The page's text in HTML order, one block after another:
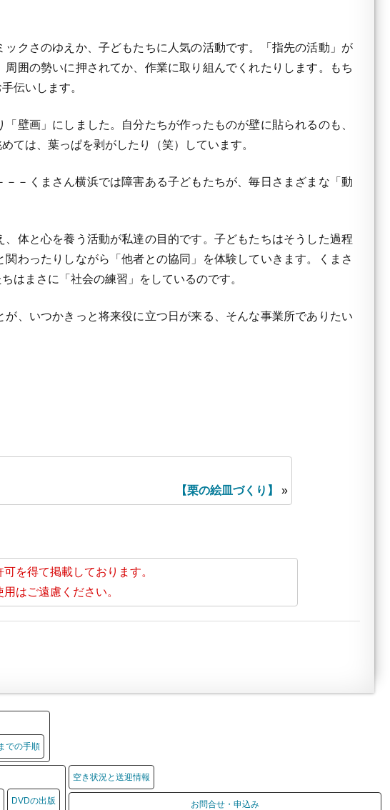
クさのゆえか、子どもたちに人気の活動です。「指先の活動」が
囲の勢いに押されてか、作業に取り組んでくれたりします。もち
伝いします。
壁画」にしました。自分たちが作ったものが壁に貼られるのも、
ては、葉っぱを剥がしたり（笑）しています。
－くまさん横浜では障害ある子どもたちが、毎日さまざまな「動
体と心を養う活動が私達の目的です。子どもたちはそうした過程
わったりしながら「他者との協同」を体験していきます。くまさ
はまさに「社会の練習」をしているのです。
、いつかきっと将来役に立つ日が来る、そんな事業所でありたい
【栗の絵皿づくり】
»
を得て掲載しております。
はご遠慮ください。
での手順
DVDの出版
空き状況と送迎情報
お問合せ・申込み